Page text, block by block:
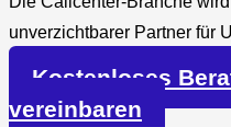
unverzichtbarer Partner für
Kostenloses
vereinbaren